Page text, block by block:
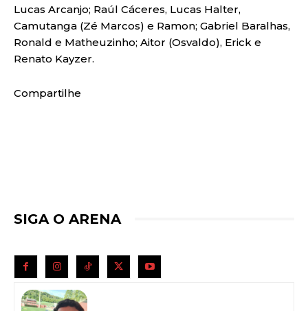
Lucas Arcanjo; Raúl Cáceres, Lucas Halter,
Camutanga (Zé Marcos) e Ramon; Gabriel Baralhas,
Ronald e Matheuzinho; Aitor (Osvaldo), Erick e
Renato Kayzer.
Compartilhe
SIGA O ARENA